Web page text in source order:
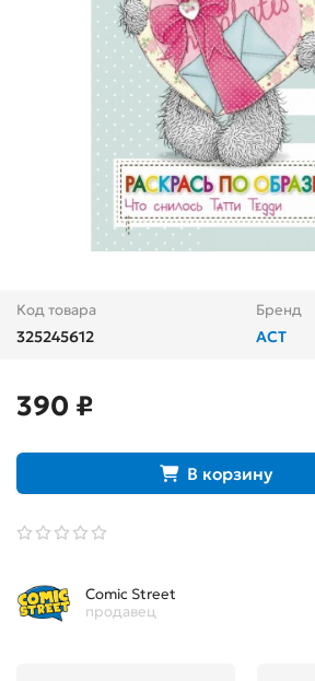
Код товара
325245612
Бренд
АСТ
390 ₽
В корзину
Comic Street
продавец